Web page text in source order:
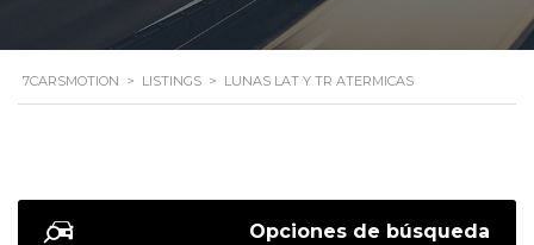
7CARSMOTION > LISTINGS > LUNAS LAT Y TR ATERMICAS
Opciones de búsqueda